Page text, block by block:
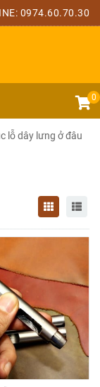
0974.60.70.30
0
lỗ dây lưng ở đâu